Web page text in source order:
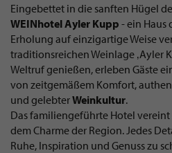
Eingebettet in die sanften Hügel
WEINhotel Ayler Kupp - ein Haus
Erholung auf einzigartige Weise
traditionsreichen Weinlage ‚Ayler
Weltruf genießen, erleben Gäste
von zeitgemäßem Komfort,
und gelebterWeinkultur.
Das familiengeführte Hotel
dem Charme der Region. Jedes
Ruhe, Inspiration und Genuss zu